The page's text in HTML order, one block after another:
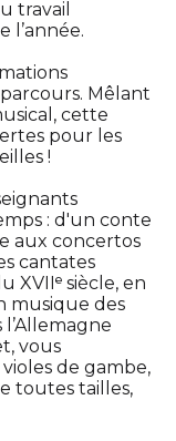
travail
l’année.
Mêlant
cette
pour les
!
: d'un conte
aux concertos
cantates
XVIIᵉ siècle, en
musique des
vous
de gambe,
toutes tailles,